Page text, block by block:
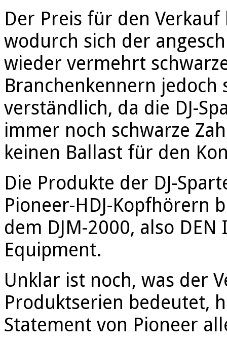
Der Preis für den
wodurch sich der
wieder vermehrt
Branchenkennern jedoch
verständlich, da die DJ-
immer noch schwarze
keinen Ballast für den
Die Produkte der DJ-
Pioneer-HDJ-Kopfhörern
dem DJM-2000, also
Equipment.
Unklar ist noch, was der
Produktserien bedeutet,
Statement von Pioneer